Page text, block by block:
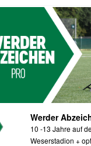
Werder
10 -13 Jahre auf
Weserstadion +